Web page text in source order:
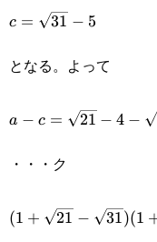
c=\sqrt{31}-5
c = 31 − 5
となる。よって
a-c=\sqrt{21}-4-
\sqrt{31}
a − c = 21 − 4 −
・・・ク
(1+\sqrt{21}-
(1 + 21 − 31)(1